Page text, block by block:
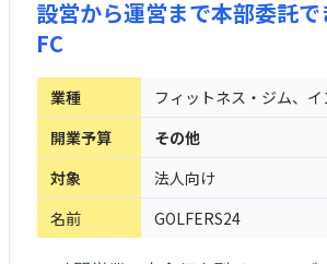
応します。
設営から運営まで本部委託
FC
業種
フィットネス・ジム、
開業予算
その他
対象
法人向け
名前
GOLFERS24